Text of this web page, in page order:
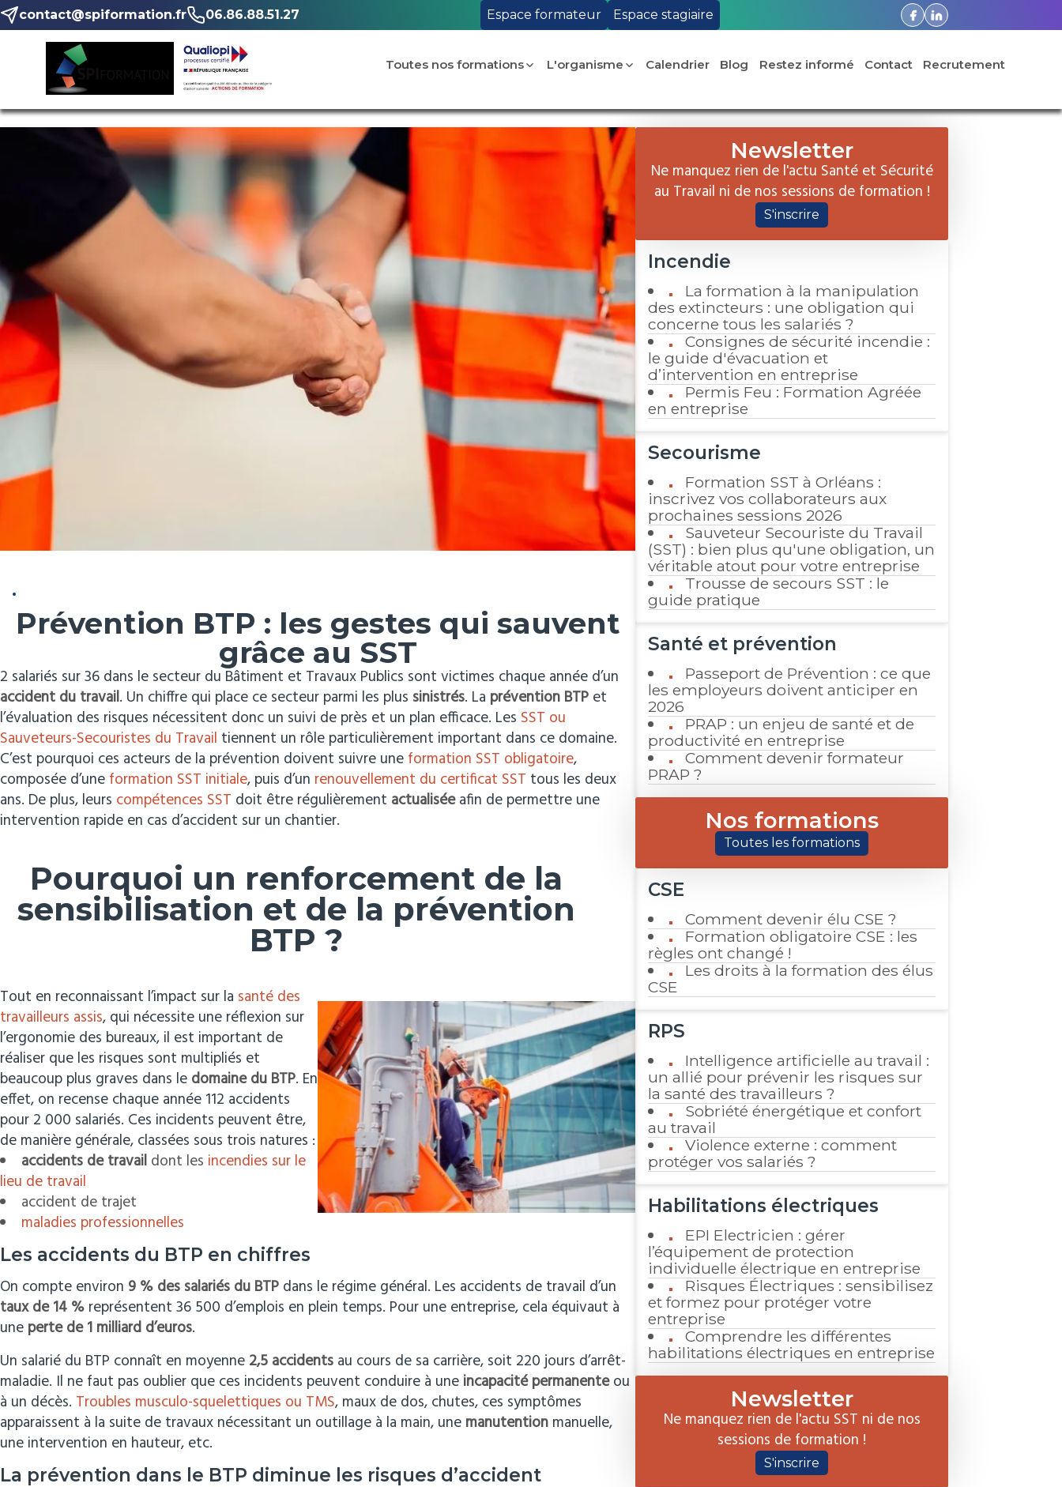
contact@spiformation.fr 06.86.88.51.27 Espace formateur Espace stagiaire
Toutes nos formations L'organisme Calendrier Blog Restez informé Contact Recrutement
Prévention BTP : les gestes qui sauvent
grâce au SST
2 salariés sur 36 dans le secteur du Bâtiment et Travaux Publics sont victimes chaque année d’un
accident du travail. Un chiffre qui place ce secteur parmi les plus sinistrés. La prévention BTP et
l’évaluation des risques nécessitent donc un suivi de près et un plan efficace. Les SST ou
Sauveteurs-Secouristes du Travail tiennent un rôle particulièrement important dans ce domaine.
C’est pourquoi ces acteurs de la prévention doivent suivre une formation SST obligatoire,
composée d’une formation SST initiale, puis d’un renouvellement du certificat SST tous les deux
ans. De plus, leurs compétences SST doit être régulièrement actualiséeafin de permettre une
intervention rapide en cas d’accident sur un chantier.
Pourquoi un renforcement de la
sensibilisation et de la prévention
BTP ?
Tout en reconnaissant l’impact sur la santé des
travailleurs assis, qui nécessite une réflexion sur
l’ergonomie des bureaux, il est important de
réaliser que les risques sont multipliés et
beaucoup plus graves dans le domaine du BTP. En
effet, on recense chaque année 112 accidents
pour 2 000 salariés. Ces incidents peuvent être,
de manière générale, classées sous trois natures :
accidents de travail dont les incendies sur le
lieu de travail
accident de trajet
maladies professionnelles
Les accidents du BTP en chiffres
On compte environ 9 % des salariés du BTP dans le régime général. Les accidents de travail d’un
taux de 14 % représentent 36 500 d’emplois en plein temps. Pour une entreprise, cela équivaut à
une perte de 1 milliard d’euros.
Un salarié du BTP connaît en moyenne 2,5 accidents au cours de sa carrière, soit 220 jours d’arrêt-
maladie. Il ne faut pas oublier que ces incidents peuvent conduire à une incapacité permanenteou
à un décès. Troubles musculo-squelettiques ou TMS, maux de dos, chutes, ces symptômes
apparaissent à la suite de travaux nécessitant un outillage à la main, une manutention manuelle,
une intervention en hauteur, etc.
La prévention dans le BTP diminue les risques d’accident
Newsletter
Ne manquez rien de l'actu Santé et Sécurité
au Travail ni de nos sessions de formation !
S'inscrire
Incendie
La formation à la manipulation
des extincteurs : une obligation qui
concerne tous les salariés ?
Consignes de sécurité incendie :
le guide d'évacuation et
d’intervention en entreprise
Permis Feu : Formation Agréée
en entreprise
Secourisme
Formation SST à Orléans :
inscrivez vos collaborateurs aux
prochaines sessions 2026
Sauveteur Secouriste du Travail
(SST) : bien plus qu'une obligation, un
véritable atout pour votre entreprise
Trousse de secours SST : le
guide pratique
Santé et prévention
Passeport de Prévention : ce que
les employeurs doivent anticiper en
2026
PRAP : un enjeu de santé et de
productivité en entreprise
Comment devenir formateur
PRAP ?
Nos formations
Toutes les formations
CSE
Comment devenir élu CSE ?
Formation obligatoire CSE : les
règles ont changé !
Les droits à la formation des élus
CSE
RPS
Intelligence artificielle au travail :
un allié pour prévenir les risques sur
la santé des travailleurs ?
Sobriété énergétique et confort
au travail
Violence externe : comment
protéger vos salariés ?
Habilitations électriques
EPI Electricien : gérer
l’équipement de protection
individuelle électrique en entreprise
Risques Électriques : sensibilisez
et formez pour protéger votre
entreprise
Comprendre les différentes
habilitations électriques en entreprise
Newsletter
Ne manquez rien de l'actu SST ni de nos
sessions de formation !
S'inscrire